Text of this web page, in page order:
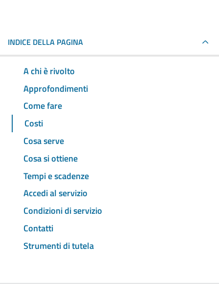
INDICE DELLA PAGINA
A chi è rivolto
Approfondimenti
Come fare
Costi
Cosa serve
Cosa si ottiene
Tempi e scadenze
Accedi al servizio
Condizioni di servizio
Contatti
Strumenti di tutela